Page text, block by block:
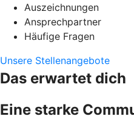
Auszeichnungen
Ansprechpartner
Häufige Fragen
Unsere Stellenangebote
Das erwartet dich
Eine starke